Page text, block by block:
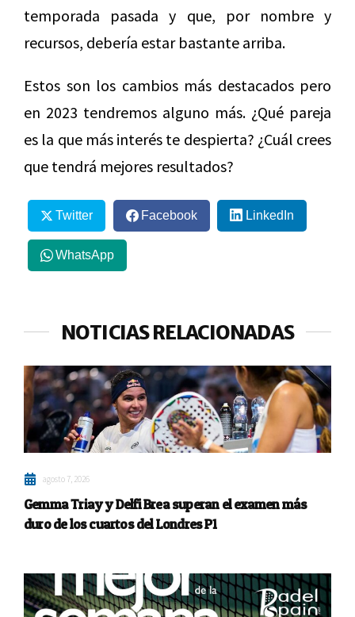
temporada pasada y que, por nombre y
recursos, debería estar bastante arriba.
Estos son los cambios más destacados pero
en 2023 tendremos alguno más. ¿Qué pareja
es la que más interés te despierta? ¿Cuál crees
que tendrá mejores resultados?
Twitter Facebook LinkedIn
WhatsApp
NOTICIAS RELACIONADAS
agosto 7, 2026
Gemma Triay y Delfi Brea superan el examen más
duro de los cuartos del Londres P1